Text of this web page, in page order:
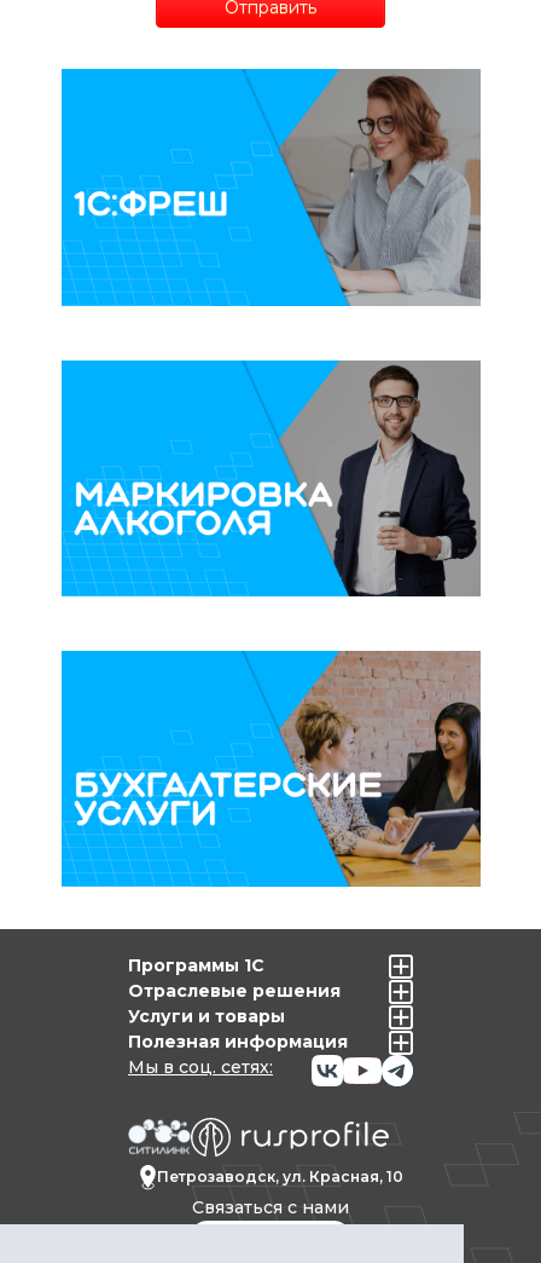
Петрозаводск, ул. Красная, 10
Связаться с нами
Мы в соц. сетях:
Программы 1С
Отраслевые решения
Услуги и товары
Полезная информация